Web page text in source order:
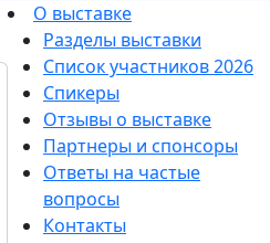
О выставке
Разделы выставки
Список участников 2026
Спикеры
Отзывы о выставке
Партнеры и спонсоры
Ответы на частые
вопросы
Контакты